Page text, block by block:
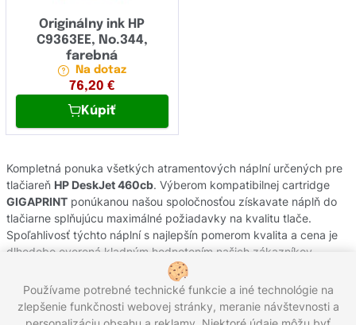
Originálny ink HP
C9363EE, No.344,
farebná
Na dotaz
76,20 €
Kúpiť
Kompletná ponuka všetkých atramentových náplní určených pre
tlačiareň HP DeskJet 460cb. Výberom kompatibilnej cartridge
GIGAPRINT ponúkanou našou spoločnosťou získavate náplň do
tlačiarne splňujúcu maximálné požiadavky na kvalitu tlače.
Spoľahlivosť týchto náplní s najlepšín pomerom kvalita a cena je
dlhodobo overená kladným hodnotením našich zákazníkov.
Originálne atramentové cartridge od výrobcov
oficiálnej slovenskej distribúcie s garanciou pôvodu. Potrebujete
poradiť s výberom náplní do Vašej tlačiarne, kontaktujte náš
zákaznícky servis, kde Vám radi pomôžeme.
Používame potrebné technické funkcie a iné technológie na
zlepšenie funkčnosti webovej stránky, meranie návštevnosti a